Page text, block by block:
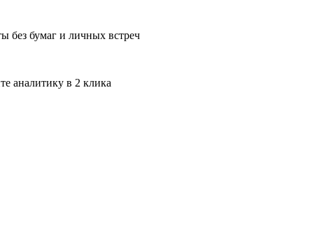
без бумаг и личных встреч
аналитику в 2 клика